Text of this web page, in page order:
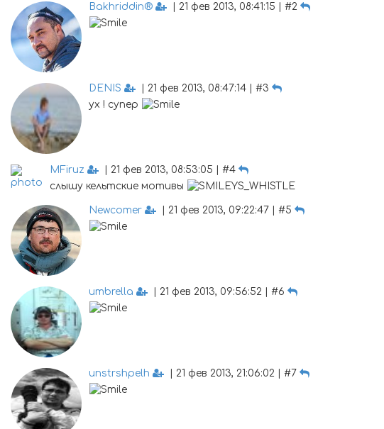
Bakhriddin® | 21 фев 2013, 08:41:15 | #2
DENIS
| 21 фев 2013, 08:47:14 | #3
ух ! супер
MFiruz
| 21 фев 2013, 08:53:05 | #4
слышу кельтские мотивы
Newcomer | 21 фев 2013, 09:22:47 | #5
umbrella | 21 фев 2013, 09:56:52 | #6
unstrshpelh | 21 фев 2013, 21:06:02 | #7